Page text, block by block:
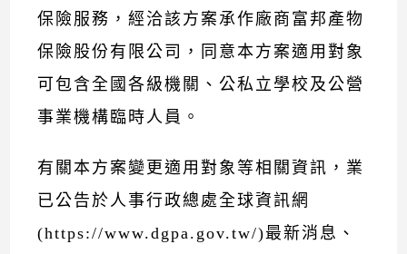
保險服務，經洽該方案承作廠商富邦產物
保險股份有限公司，同意本方案適用對象
可包含全國各級機關、公私立學校及公營
事業機構臨時人員。
有關本方案變更適用對象等相關資訊，業
已公告於人事行政總處全球資訊網
(https://www.dgpa.gov.tw/)最新消息、